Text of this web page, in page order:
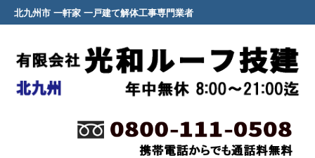
北九州市 一軒家 一戸建て解体工事専門業者